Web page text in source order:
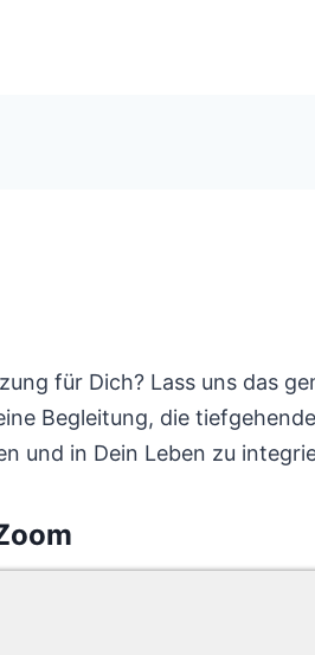
für Dich? Lass uns das
Begleitung, die
und in Dein Leben zu